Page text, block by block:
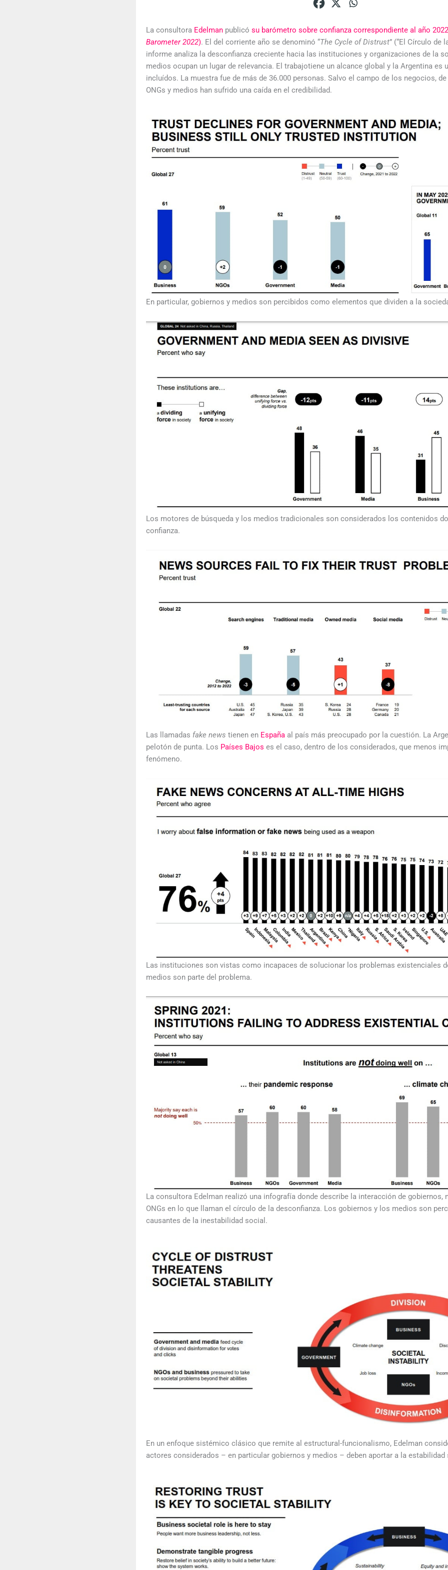
La consultora Edelman publicó su barómetro sobre confianza correspondiente al año
Barometer 2022). El del corriente año se denominó “The Cycle of Distrust” (“El Círculo de
informe analiza la desconfianza creciente hacia las instituciones y organizaciones de la
medios ocupan un lugar de relevancia. El trabajotiene un alcance global y la Argentina es
incluídos. La muestra fue de más de 36.000 personas. Salvo el campo de los negocios,
ONGs y medios han sufrido una caída en el credibilidad.
En particular, gobiernos y medios son percibidos como elementos que dividen a la
Los motores de búsqueda y los medios tradicionales son considerados los contenidos
confianza.
Las llamadas fake news tienen en España al país más preocupado por la cuestión. La
pelotón de punta. Los Países Bajos es el caso, dentro de los considerados, que menos
fenómeno.
Las instituciones son vistas como incapaces de solucionar los problemas existenciales
medios son parte del problema.
La consultora Edelman realizó una infografía donde describe la interacción de gobiernos,
ONGs en lo que llaman el círculo de la desconfianza. Los gobiernos y los medios son
causantes de la inestabilidad social.
En un enfoque sistémico clásico que remite al estructural-funcionalismo, Edelman
actores considerados – en particular gobiernos y medios – deben aportar a la estabilidad